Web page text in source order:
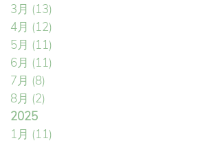
3月 (13)
4月 (12)
5月 (11)
6月 (11)
7月 (8)
8月 (2)
2025
1月 (11)